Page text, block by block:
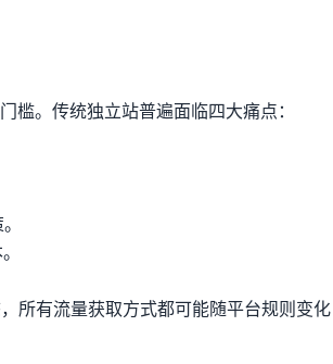
槛。传统独立站普遍面临四大痛点：
所有流量获取方式都可能随平台规则变化